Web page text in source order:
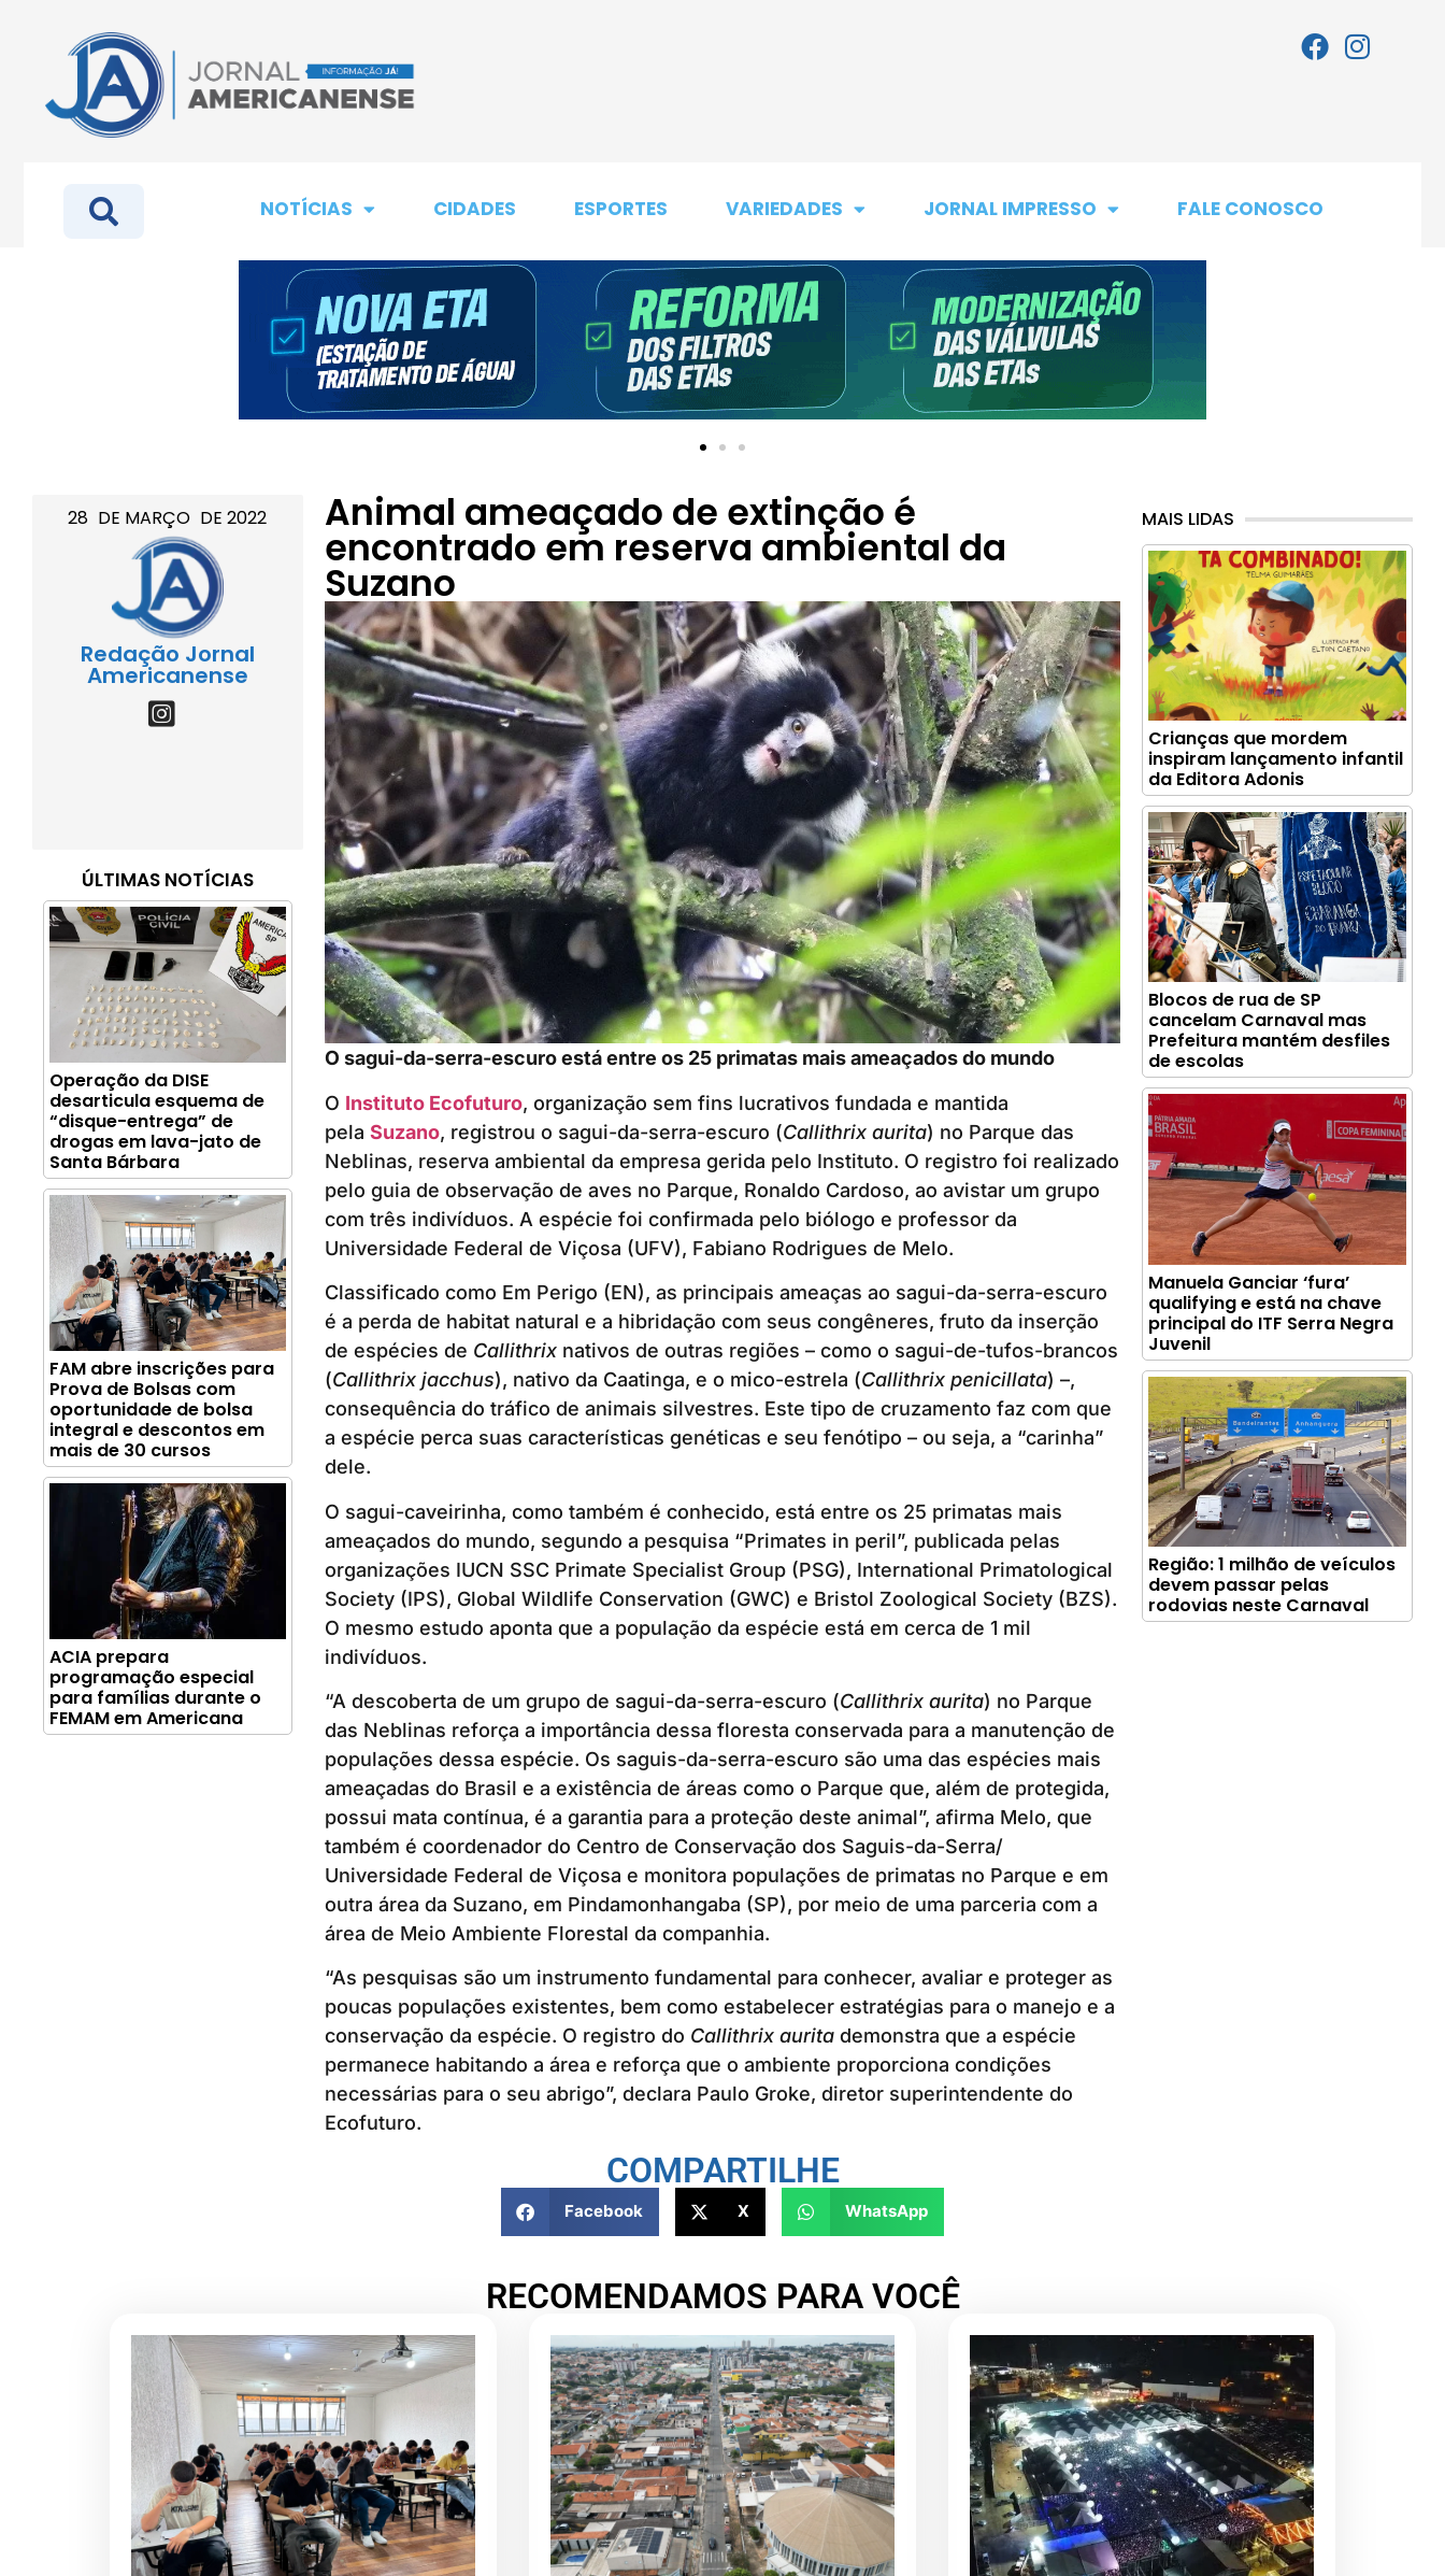
NOTÍCIAS CIDADES ESPORTES VARIEDADES JORNAL IMPRESSO FALE CONOSCO
28 DE MARÇO DE2022
Redação Jornal
Americanense
ÚLTIMAS NOTÍCIAS
Operação da DISE
desarticula esquema de
“disque-entrega” de
drogas em lava-jato de
Santa Bárbara
FAM abre inscrições para
Prova de Bolsas com
oportunidade de bolsa
integral e descontos em
mais de 30 cursos
ACIA prepara
programação especial
para famílias durante o
FEMAM em Americana
Animal ameaçado de extinção é
encontrado em reserva ambiental da
Suzano
O sagui-da-serra-escuro está entre os 25 primatas mais ameaçados do mundo
O Instituto Ecofuturo, organização sem fins lucrativos fundada e mantida
pela Suzano, registrou o sagui-da-serra-escuro (Callithrix aurita) no Parque das
Neblinas, reserva ambiental da empresa gerida pelo Instituto. O registro foi realizado
pelo guia de observação de aves no Parque, Ronaldo Cardoso, ao avistar um grupo
com três indivíduos. A espécie foi confirmada pelo biólogo e professor da
Universidade Federal de Viçosa (UFV), Fabiano Rodrigues de Melo.
Classificado como Em Perigo (EN), as principais ameaças ao sagui-da-serra-escuro
é a perda de habitat natural e a hibridação com seus congêneres, fruto da inserção
de espécies de Callithrix nativos de outras regiões – como o sagui-de-tufos-brancos
(Callithrix jacchus), nativo da Caatinga, e o mico-estrela (Callithrix penicillata) –,
consequência do tráfico de animais silvestres. Este tipo de cruzamento faz com que
a espécie perca suas características genéticas e seu fenótipo – ou seja, a “carinha”
dele.
O sagui-caveirinha, como também é conhecido, está entre os 25 primatas mais
ameaçados do mundo, segundo a pesquisa “Primates in peril”, publicada pelas
organizações IUCN SSC Primate Specialist Group (PSG), International Primatological
Society (IPS), Global Wildlife Conservation (GWC) e Bristol Zoological Society (BZS).
O mesmo estudo aponta que a população da espécie está em cerca de 1 mil
indivíduos.
“A descoberta de um grupo de sagui-da-serra-escuro (Callithrix aurita) no Parque
das Neblinas reforça a importância dessa floresta conservada para a manutenção de
populações dessa espécie. Os saguis-da-serra-escuro são uma das espécies mais
ameaçadas do Brasil e a existência de áreas como o Parque que, além de protegida,
possui mata contínua, é a garantia para a proteção deste animal”, afirma Melo, que
também é coordenador do Centro de Conservação dos Saguis-da-Serra/
Universidade Federal de Viçosa e monitora populações de primatas no Parque e em
outra área da Suzano, em Pindamonhangaba (SP), por meio de uma parceria com a
área de Meio Ambiente Florestal da companhia.
“As pesquisas são um instrumento fundamental para conhecer, avaliar e proteger as
poucas populações existentes, bem como estabelecer estratégias para o manejo e a
conservação da espécie. O registro do Callithrix auritademonstra que a espécie
permanece habitando a área e reforça que o ambiente proporciona condições
necessárias para o seu abrigo”, declara Paulo Groke, diretor superintendente do
Ecofuturo.
COMPARTILHE
Facebook X WhatsApp
MAIS LIDAS
Crianças que mordem
inspiram lançamento infantil
da Editora Adonis
Blocos de rua de SP
cancelam Carnaval mas
Prefeitura mantém desfiles
de escolas
Manuela Ganciar ‘fura’
qualifying e está na chave
principal do ITF Serra Negra
Juvenil
Região: 1 milhão de veículos
devem passar pelas
rodovias neste Carnaval
RECOMENDAMOS PARA VOCÊ